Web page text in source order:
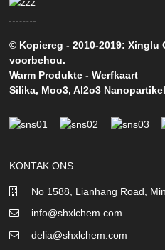
© Kopiereg - 2010-2019: Xinglu
voorbehou.
Warm Produkte -Werfkaart
Silika, Moo3,Al2o3
KONTAK ONS
No 1588, Lianhang Road,
info@shxlchem.com
delia@shxlchem.com